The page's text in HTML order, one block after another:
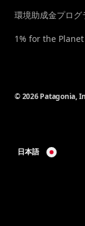
環境助成金プログ
1% for the Planet
© 2026 Patagonia,
日本語